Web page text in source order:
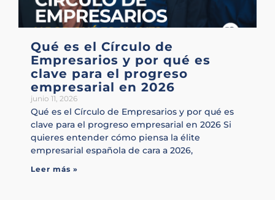
Qué es el Círculo de
Empresarios y por qué es
clave para el progreso
empresarial en 2026
junio 11, 2026
Qué es el Círculo de Empresarios y por qué es
clave para el progreso empresarial en 2026 Si
quieres entender cómo piensa la élite
empresarial española de cara a 2026,
Leer más »